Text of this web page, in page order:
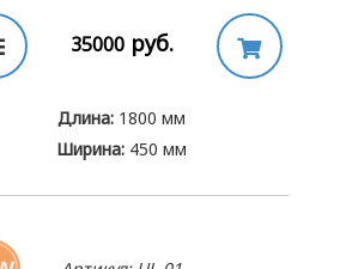
35000руб.
Длина: 1800 мм
Ширина: 450 мм